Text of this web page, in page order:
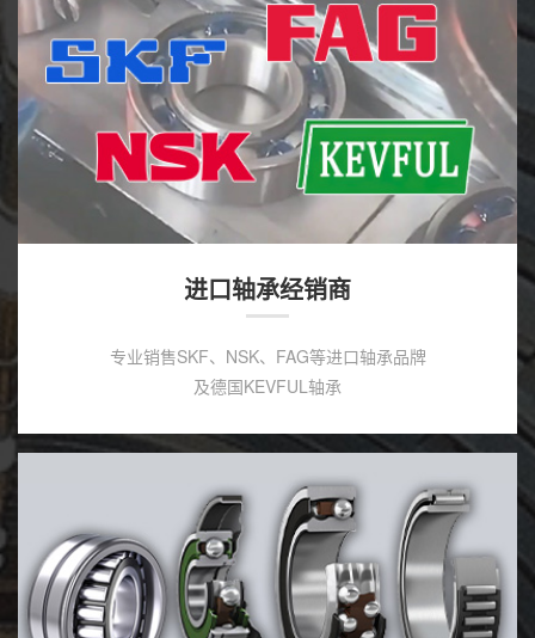
进口轴承经销商
专业销售SKF、NSK、FAG等进口轴承品牌
及德国KEVFUL轴承